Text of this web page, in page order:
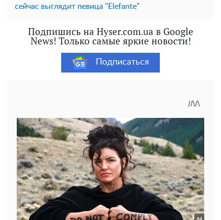
сейчас выглядит певица "Elefante"
Подпишись на Hyser.com.ua в Google
News! Только самые яркие новости!
Подписаться